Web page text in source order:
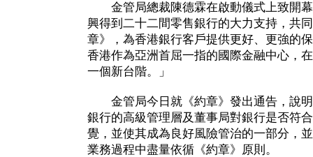
金管局總裁陳德霖在啟動儀式上致開幕
興得到二十二間零售銀行的大力支持，共
章》，為香港銀行客戶提供更好、更強的
香港作為亞洲首屈一指的國際金融中心，
一個新台階。」
金管局今日就《約章》發出通告，說明
銀行的高級管理層及董事局對銀行是否符
覺，並使其成為良好風險管治的一部分，
業務過程中盡量依循《約章》原則。